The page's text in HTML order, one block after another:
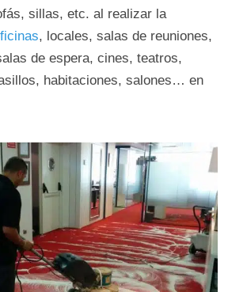
sillas, etc. al realizar la
, locales, salas de reuniones,
de espera, cines, teatros,
habitaciones, salones… en